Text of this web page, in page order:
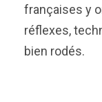
françaises y
réflexes,
bien rodés.